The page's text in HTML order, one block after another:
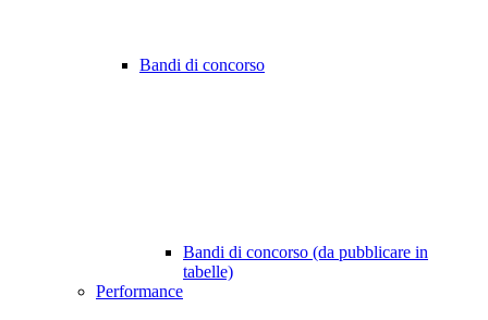
Bandi di concorso
Bandi di concorso (da pubblicare in
tabelle)
Performance